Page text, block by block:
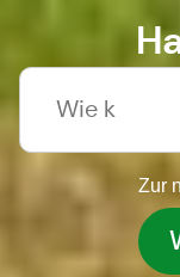
Zur